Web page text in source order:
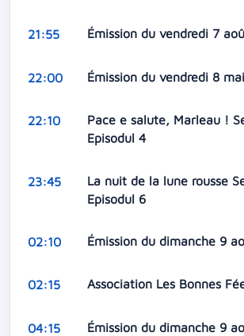
21:55 Émission du vendredi 7
22:00 Émission du vendredi 8
22:10
Pace e salute, Marleau !
Episodul 4
23:45
La nuit de la lune rousse
Episodul 6
02:10 Émission du dimanche 9
02:15 Association Les Bonnes
04:15 Émission du dimanche 9